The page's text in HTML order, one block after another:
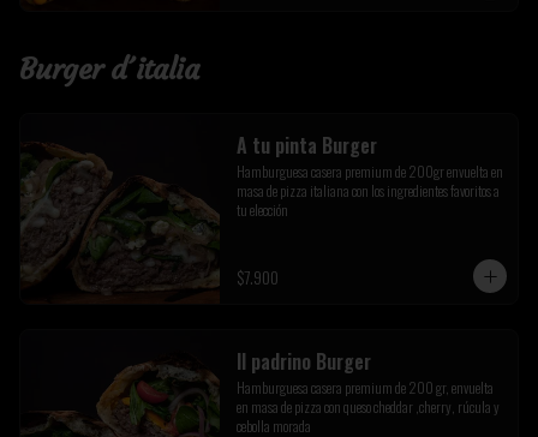
Burger d´italia
A tu pinta Burger
Hamburguesa casera premium de 200gr envuelta en
masa de pizza italiana con los ingredientes favoritos a
tu elección
$7.900
Il padrino Burger
Hamburguesa casera premium de 200 gr, envuelta
en masa de pizza con queso cheddar ,cherry, rúcula y
cebolla morada